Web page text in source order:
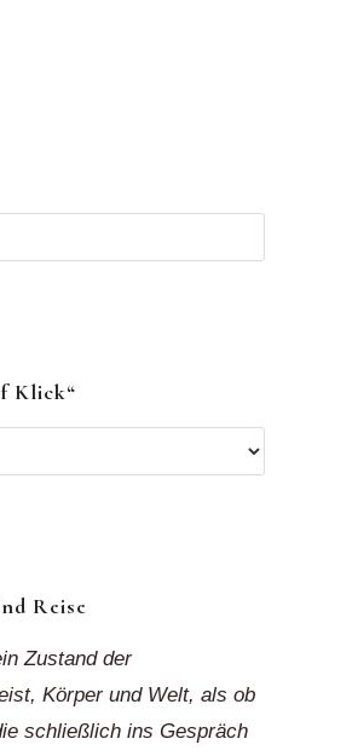
Klick“
Reise
Zustand der
Körper und Welt, als ob
schließlich ins Gespräch